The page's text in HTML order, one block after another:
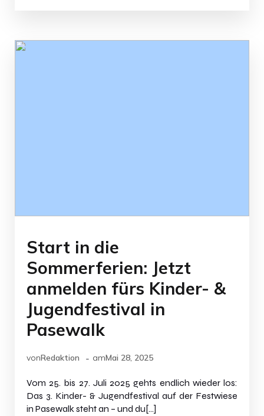
Start in die
Sommerferien: Jetzt
anmelden fürs Kinder- &
Jugendfestival in
Pasewalk
vonRedaktion - amMai 28, 2025
Vom 25. bis 27. Juli 2025 gehts endlich wieder los:
Das 3. Kinder- & Jugendfestival auf der Festwiese
in Pasewalk steht an – und du[…]